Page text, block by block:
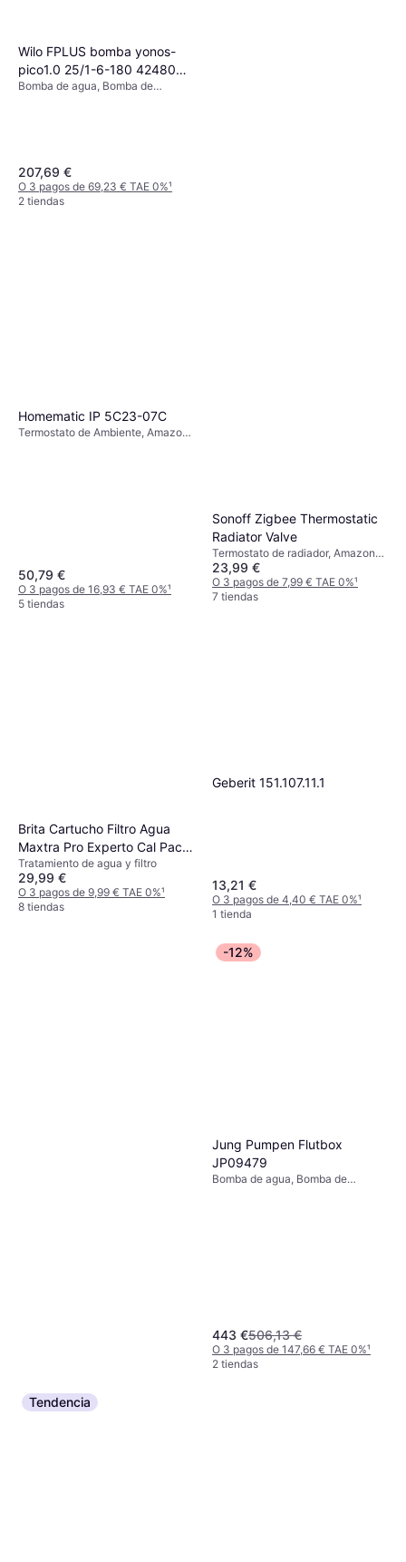
Wilo FPLUS bomba yonos-
pico1.0 25/1-6-180 4248084
Bomba YONOS PICO1.0 25/1
Bomba de agua, Bomba de
207,69 €
O 3 pagos de 69,23 € TAE 0%¹
2 tiendas
Homematic IP 5C23-07C
Termostato de Ambiente, Amazon
50,79 €
O 3 pagos de 16,93 € TAE 0%¹
5 tiendas
Sonoff Zigbee Thermostatic
Radiator Valve
Termostato de radiador, Amazon
Alexa
23,99 €
O 3 pagos de 7,99 € TAE 0%¹
7 tiendas
Brita Cartucho Filtro Agua
Maxtra Pro Experto Cal Pack
6
Tratamiento de agua y filtro
29,99 €
O 3 pagos de 9,99 € TAE 0%¹
8 tiendas
Geberit 151.107.11.1
13,21 €
O 3 pagos de 4,40 € TAE 0%¹
1 tienda
-12%
Jung Pumpen Flutbox
JP09479
Bomba de agua, Bomba de
443 €506,13 €
O 3 pagos de 147,66 € TAE 0%¹
2 tiendas
Tendencia